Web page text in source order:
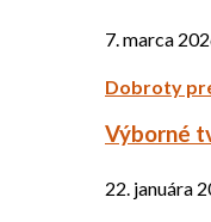
7. marca
Dobroty
Výborné
22. januára